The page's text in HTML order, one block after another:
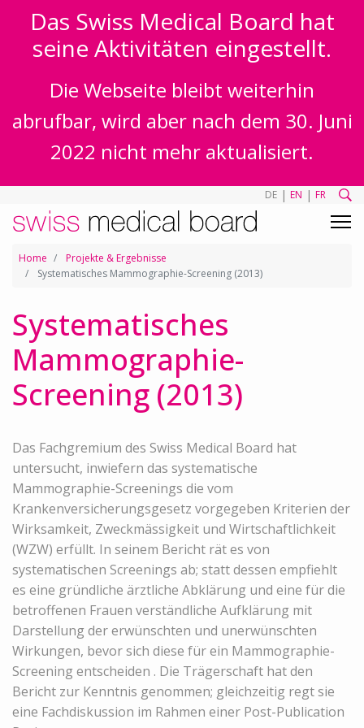
Das Swiss Medical Board hat
seine Aktivitäten eingestellt.
Die Webseite bleibt weiterhin
abrufbar, wird aber nach dem 30. Juni
2022 nicht mehr aktualisiert.
DE | EN | FR
Home
Projekte & Ergebnisse
Systematisches Mammographie-Screening (2013)
Systematisches
Mammographie-
Screening (2013)
Das Fachgremium des Swiss Medical Board hat
untersucht, inwiefern das systematische
Mammographie-Screenings die vom
Krankenversicherungsgesetz vorgegeben Kriterien der
Wirksamkeit, Zweckmässigkeit und Wirtschaftlichkeit
(WZW) erfüllt. In seinem Bericht rät es von
systematischen Screenings ab; statt dessen empfiehlt
es eine gründliche ärztliche Abklärung und eine für die
betroffenen Frauen verständliche Aufklärung mit
Darstellung der erwünschten und unerwünschten
Wirkungen, bevor sich diese für ein Mammographie-
Screening entscheiden . Die Trägerschaft hat den
Bericht zur Kenntnis genommen; gleichzeitig regt sie
eine Fachdiskussion im Rahmen einer Post-Publication